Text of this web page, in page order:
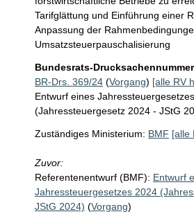
Tarifglättung und Einführung einer
Anpassung der
Umsatzsteuerpauschalisierung
Bundesrats-
BR-Drs. 369/24 (Vorgang) [alle RV
Entwurf eines
(Jahressteuergesetz 2024 - JStG
Zuständiges Ministerium: BMF [alle
Zuvor:
Referentenentwurf (BMF): Entwurf
Jahressteuergesetzes 2024
JStG 2024) (Vorgang)